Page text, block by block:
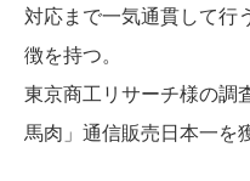
対応まで一気通貫して行
徴を持つ。
東京商工リサーチ様の調
馬肉」通信販売日本一を